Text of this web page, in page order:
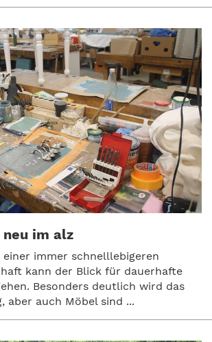
im alz
immer schnelllebigeren
kann der Blick für dauerhafte
Besonders deutlich wird das
aber auch Möbel sind ...